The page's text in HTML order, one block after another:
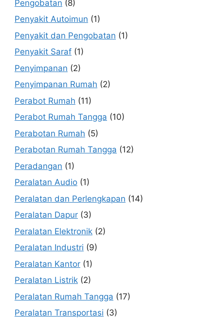
Pengobatan (8)
Penyakit Autoimun (1)
Penyakit dan Pengobatan (1)
Penyakit Saraf (1)
Penyimpanan (2)
Penyimpanan Rumah (2)
Perabot Rumah (11)
Perabot Rumah Tangga (10)
Perabotan Rumah (5)
Perabotan Rumah Tangga (12)
Peradangan (1)
Peralatan Audio (1)
Peralatan dan Perlengkapan (14)
Peralatan Dapur (3)
Peralatan Elektronik (2)
Peralatan Industri (9)
Peralatan Kantor (1)
Peralatan Listrik (2)
Peralatan Rumah Tangga (17)
Peralatan Transportasi (3)